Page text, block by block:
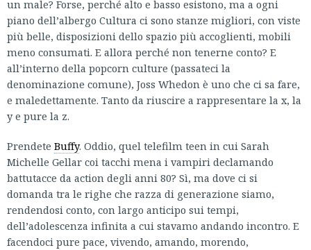
un male? Forse, perché alto e basso esistono, ma a ogni
piano dell’albergo Cultura ci sono stanze migliori, con viste
più belle, disposizioni dello spazio più accoglienti, mobili
meno consumati. E allora perché non tenerne conto? E
all’interno della popcorn culture (passateci la
denominazione comune), Joss Whedon è uno che ci sa fare,
e maledettamente. Tanto da riuscire a rappresentare la x, la
y e pure la z.
Prendete Buffy. Oddio, quel telefilm teen in cui Sarah
Michelle Gellar coi tacchi mena i vampiri declamando
battutacce da action degli anni 80? Sì, ma dove ci si
domanda tra le righe che razza di generazione siamo,
rendendosi conto, con largo anticipo sui tempi,
dell’adolescenza infinita a cui stavamo andando incontro. E
facendoci pure pace, vivendo, amando, morendo,